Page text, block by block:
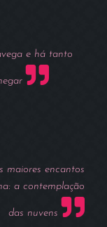
e há tanto
maiores encantos
a contemplação
das nuvens